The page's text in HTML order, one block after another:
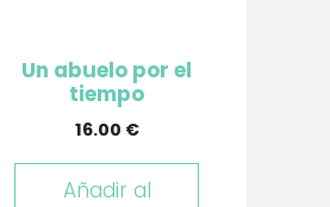
Un abuelo por el
tiempo
16.00 €
Añadir al